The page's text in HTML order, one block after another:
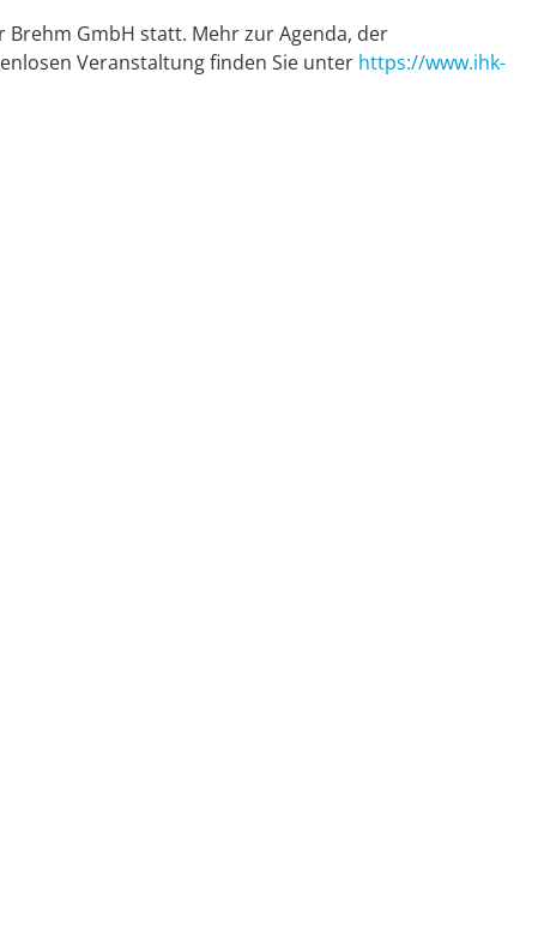
GmbH statt. Mehr zur Agenda, der
Veranstaltung finden Sie unter https://www.ihk-